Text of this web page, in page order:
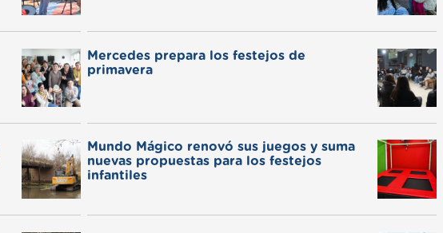
Mercedes prepara los festejos de
primavera
Mundo Mágico renovó sus juegos y suma
nuevas propuestas para los festejos
infantiles